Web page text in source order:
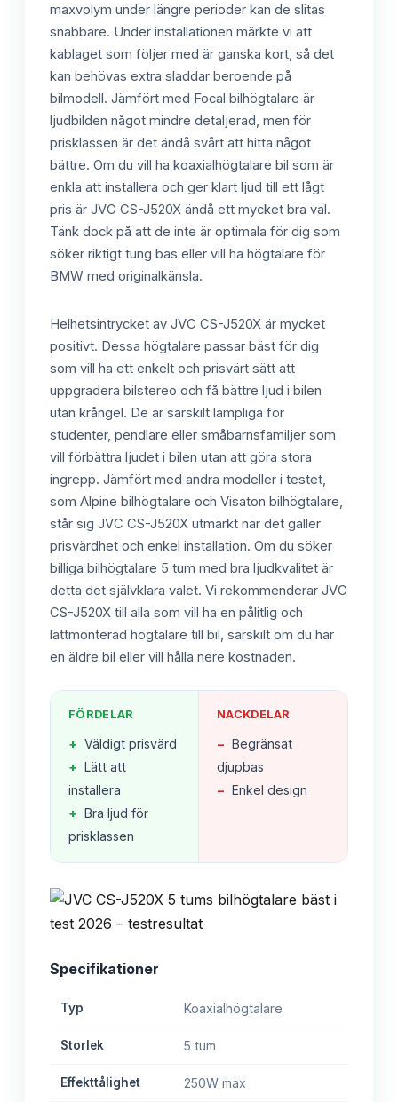
maxvolym under längre perioder kan de slitas
snabbare. Under installationen märkte vi att
kablaget som följer med är ganska kort, så det
kan behövas extra sladdar beroende på
bilmodell. Jämfört med Focal bilhögtalare är
ljudbilden något mindre detaljerad, men för
prisklassen är det ändå svårt att hitta något
bättre. Om du vill ha koaxialhögtalare bil som är
enkla att installera och ger klart ljud till ett lågt
pris är JVC CS-J520X ändå ett mycket bra val.
Tänk dock på att de inte är optimala för dig som
söker riktigt tung bas eller vill ha högtalare för
BMW med originalkänsla.
Helhetsintrycket av JVC CS-J520X är mycket
positivt. Dessa högtalare passar bäst för dig
som vill ha ett enkelt och prisvärt sätt att
uppgradera bilstereo och få bättre ljud i bilen
utan krångel. De är särskilt lämpliga för
studenter, pendlare eller småbarnsfamiljer som
vill förbättra ljudet i bilen utan att göra stora
ingrepp. Jämfört med andra modeller i testet,
som Alpine bilhögtalare och Visaton bilhögtalare,
står sig JVC CS-J520X utmärkt när det gäller
prisvärdhet och enkel installation. Om du söker
billiga bilhögtalare 5 tum med bra ljudkvalitet är
detta det självklara valet. Vi rekommenderar JVC
CS-J520X till alla som vill ha en pålitlig och
lättmonterad högtalare till bil, särskilt om du har
en äldre bil eller vill hålla nere kostnaden.
FÖRDELAR
+ Väldigt prisvärd
+ Lätt att
installera
+ Bra ljud för
prisklassen
NACKDELAR
− Begränsat
djupbas
− Enkel design
Specifikationer
Typ Koaxialhögtalare
Storlek 5 tum
Effekttålighet 250W max